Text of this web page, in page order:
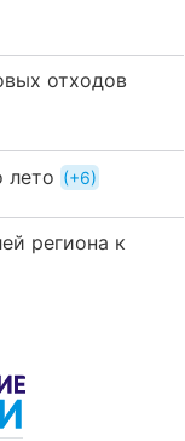
отходов
лето +6
региона к